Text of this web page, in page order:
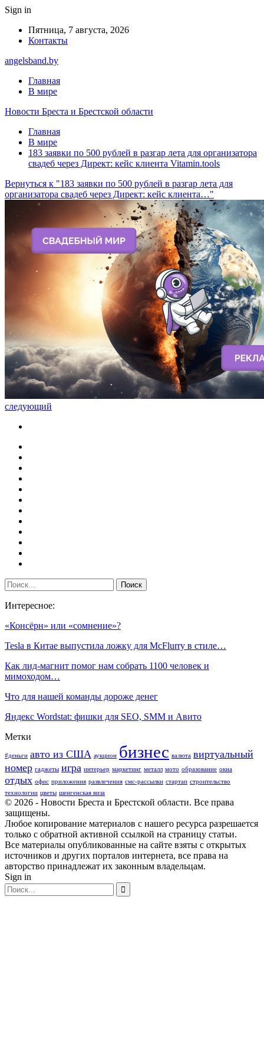
Sign in
Пятница, 7 августа, 2026
Контакты
angelsband.by
Главная
В мире
Новости Бреста и Брестской области
Главная
В мире
183 заявки по 500 рублей в разгар лета для организатора
свадеб через Директ: кейс клиента Vitamin.tools
Вернуться к "183 заявки по 500 рублей в разгар лета для
организатора свадеб через Директ: кейс клиента…"
следующий
Интересное:
«Консёрн» или «сомнение»?
Tesla в Китае выпустила ложку для McFlurry в стиле…
Как лид-магнит помог нам собрать 1100 человек и
мимоходом…
Что для нашей команды дороже денег
Яндекс Wordstat: фишки для SEO, SMM и Авито
Метки
#деньги авто из США аукцион бизнес валюта виртуальный
номер гаджеты игра интерьер маркетинг металл мото образование окна
отдых офис приложения развлечения смс-рассылки стартап строительство
технологии цветы шенгенская виза
© 2026 - Новости Бреста и Брестской области. Все права
защищены.
Любое копирование материалов с нашего ресурса разрешается
только с обратной активной ссылкой на страницу статьи.
Все материалы опубликованные на сайте взяты с открытых
источников и других порталов интернета, все права на
авторство принадлежат их законным владельцам.
Sign in